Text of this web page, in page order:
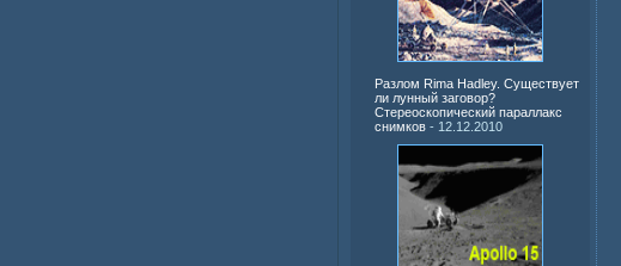
Разлом Rima Hadley. Существует
ли лунный заговор?
Стереоскопический параллакс
снимков - 12.12.2010